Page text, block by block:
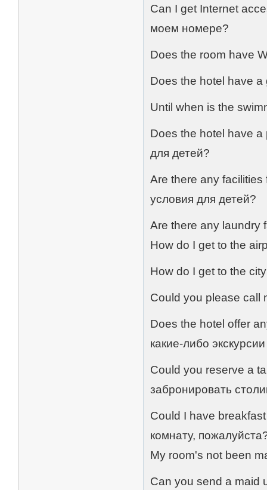
Can I get Internet
моем номере?
Does the room have
Does the hotel have a
Until when is the
Does the hotel have a
для детей?
Are there any facilities
условия для детей?
Are there any laundry
How do I get to the
How do I get to the
Could you please call
Does the hotel offer
какие-либо
Could you reserve a
забронировать
Could I have
комнату,
My room's not been
Can you send a maid